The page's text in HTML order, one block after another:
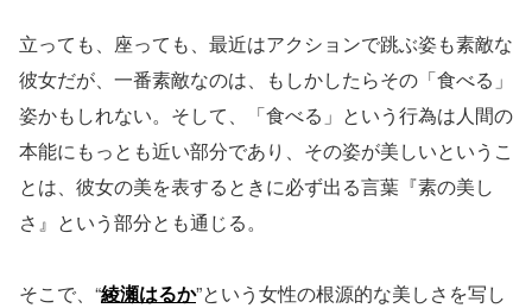
立っても、座っても、最近はアクションで跳ぶ姿も素敵な
彼女だが、一番素敵なのは、もしかしたらその「食べる」
姿かもしれない。そして、「食べる」という行為は人間の
本能にもっとも近い部分であり、その姿が美しいというこ
とは、彼女の美を表するときに必ず出る言葉『素の美し
さ』という部分とも通じる。
そこで、“綾瀬はるか”という女性の根源的な美しさを写し